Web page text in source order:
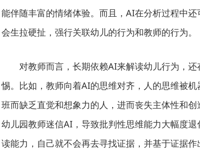
能伴随丰富的情绪体验。而且，AI在分析过程中
会生拉硬扯，强行关联幼儿的行为和教师的行为。
对教师而言，长期依赖AI来解读幼儿行为，还
惕。比如，教师向着AI的思维对齐，人的思维被
班而缺乏直觉和想象力的人，进而丧失主体性和
幼儿园教师迷信AI，导致批判性思维能力大幅度
读能力，自己就不会再去寻找证据，并基于证据